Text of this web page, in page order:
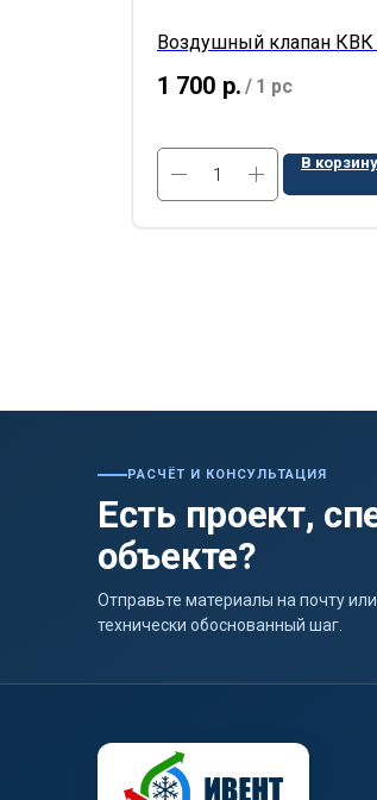
Воздушный клапан КВК
1 700 р. / 1 pc
В корзину
РАСЧЁТ И КОНСУЛЬТАЦИЯ
Есть проект,
объекте?
Отправьте материалы на почту
технически обоснованный шаг.